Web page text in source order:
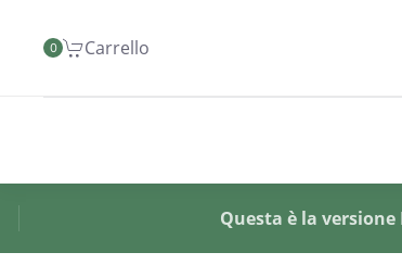
Skip to main content
0 Carrello
Questa è la